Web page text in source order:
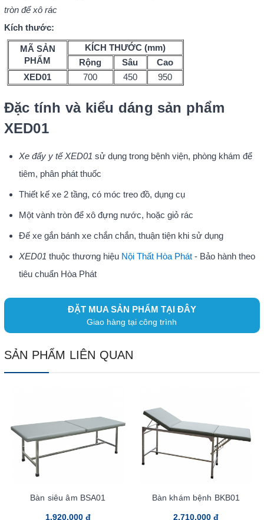
tròn để xô rác
Kích thước:
MÃ SẢN
PHẨM
KÍCH THƯỚC (mm)
Rộng
Sâu
Cao
XED01
700 450 950
Đặc tính và kiểu dáng sản phẩm
XED01
Xe đẩy y tế XED01 sử dụng trong bệnh viện, phòng khám để
tiêm, phân phát thuốc
Thiết kế xe 2 tầng, có móc treo đồ, dụng cụ
Một vành tròn để xô đựng nước, hoặc giỏ rác
Đế xe gắn bánh xe chắn chắn, thuận tiện khi sử dụng
XED01 thuộc thương hiệu Nội Thất Hòa Phát- Bảo hành theo
tiêu chuẩn Hòa Phát
ĐẶT MUA SẢN PHẨM TẠI ĐÂY
Giao hàng tại công trình
SẢN PHẨM LIÊN QUAN
Bàn siêu âm BSA01
1.920.000 đ
Bàn khám bệnh BKB01
2.710.000 đ